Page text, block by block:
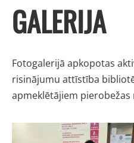
GALERIJA
Fotogalerijā apkopotas
risinājumu attīstība
apmeklētājiem pierobežas